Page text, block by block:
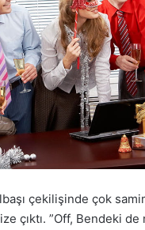
çekilişinde çok
çıktı. ”Off, Bendeki